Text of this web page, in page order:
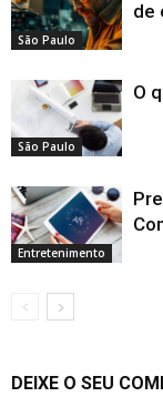
São Paulo
de
São Paulo
O
Entretenimento
DEIXE O SEU